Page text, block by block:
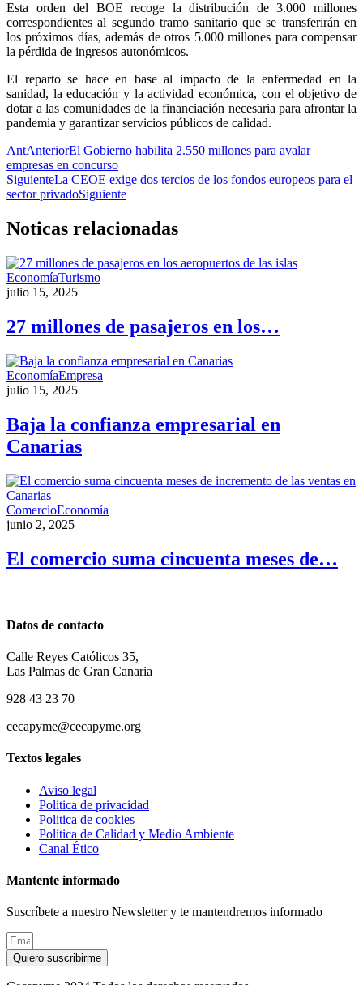
Esta orden del BOE recoge la distribución de 3.000 millones
correspondientes al segundo tramo sanitario que se transferirán en
los próximos días, además de otros 5.000 millones para compensar
la pérdida de ingresos autonómicos.
El reparto se hace en base al impacto de la enfermedad en la
sanidad, la educación y la actividad económica, con el objetivo de
dotar a las comunidades de la financiación necesaria para afrontar la
pandemia y garantizar servicios públicos de calidad.
AntAnteriorEl Gobierno habilita 2.550 millones para avalar
empresas en concurso
SiguienteLa CEOE exige dos tercios de los fondos europeos para el
sector privadoSiguiente
Noticas relacionadas
EconomíaTurismo
julio 15, 2025
27 millones de pasajeros en los…
EconomíaEmpresa
julio 15, 2025
Baja la confianza empresarial en
Canarias
ComercioEconomía
junio 2, 2025
El comercio suma cincuenta meses de…
Datos de contacto
Calle Reyes Católicos 35,
Las Palmas de Gran Canaria
928 43 23 70
cecapyme@cecapyme.org
Textos legales
Aviso legal
Politica de privacidad
Politica de cookies
Política de Calidad y Medio Ambiente
Canal Ético
Mantente informado
Suscríbete a nuestro Newsletter y te mantendremos informado
Quiero suscribirme